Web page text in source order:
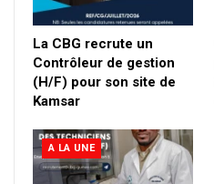
La CBG recrute un
Contrôleur de gestion
(H/F) pour son site de
Kamsar
A LA UNE